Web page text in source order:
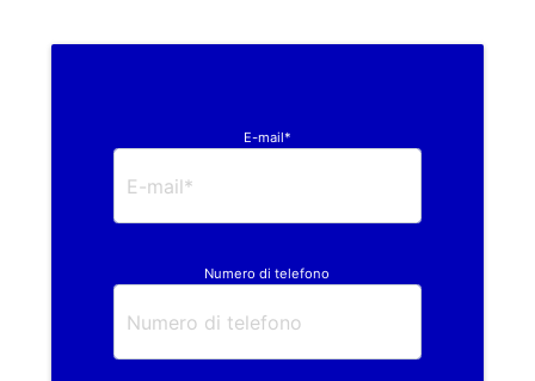
E-mail*
Numero di telefono